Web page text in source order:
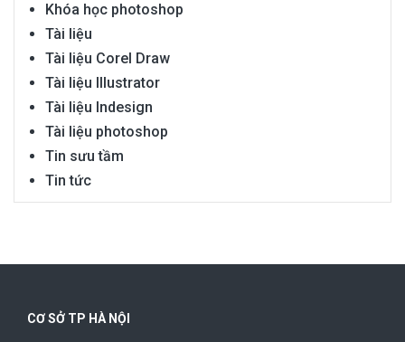
Khóa học photoshop
Tài liệu
Tài liệu Corel Draw
Tài liệu Illustrator
Tài liệu Indesign
Tài liệu photoshop
Tin sưu tầm
Tin tức
CƠ SỞ TP HÀ NỘI